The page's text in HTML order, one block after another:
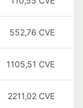
552,76 CVE
1105,51 CVE
2211,02 CVE